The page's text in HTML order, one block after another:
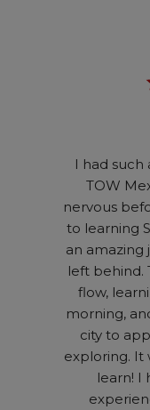
I had
TOW
nervous
to learning
an amazing
left behind.
flow,
morning,
city to
exploring. It
learn! I